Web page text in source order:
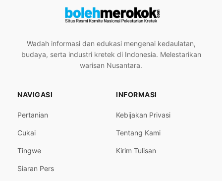
Wadah informasi dan edukasi mengenai kedaulatan,
budaya, serta industri kretek di Indonesia. Melestarikan
warisan Nusantara.
NAVIGASI
Pertanian
Cukai
Tingwe
Siaran Pers
INFORMASI
Kebijakan Privasi
Tentang Kami
Kirim Tulisan